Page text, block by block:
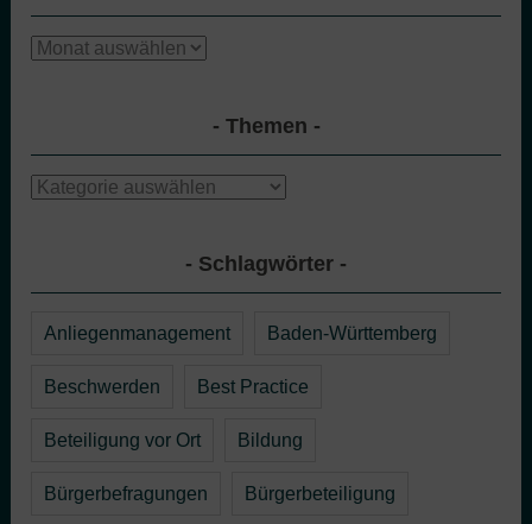
Archiv
Themen
Themen
Schlagwörter
Anliegenmanagement Baden-Württemberg
Beschwerden Best Practice
Beteiligung vor Ort Bildung
Bürgerbefragungen Bürgerbeteiligung